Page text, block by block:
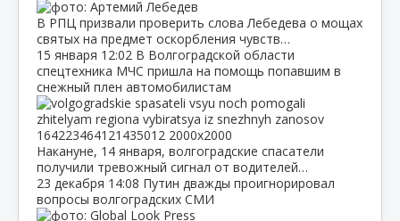
В РПЦ призвали проверить слова Лебедева о мощах
святых на предмет оскорбления чувств…
15 января 12:02 В Волгоградской области
спецтехника МЧС пришла на помощь попавшим в
снежный плен автомобилистам
Накануне, 14 января, волгоградские спасатели
получили тревожный сигнал от водителей…
23 декабря 14:08 Путин дважды проигнорировал
вопросы волгоградских СМИ